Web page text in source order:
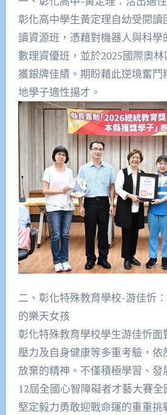
彰化高中學生黃定理自幼受閱讀
讀資源班，憑藉對機器人與科學
數理資優班，並於2025國際奧
獲銀牌佳績。期盼藉此逆境奮鬥
地學子適性揚才。
二、彰化特殊教育學校-游佳忻
的樂天女孩
彰化特殊教育學校學生游佳忻面
壓力及自身健康等多重考驗，依
放棄的精神。不僅積極學習、發
12屆全國心智障礙者才藝大賽
堅定毅力勇敢迎戰命運的重重挑